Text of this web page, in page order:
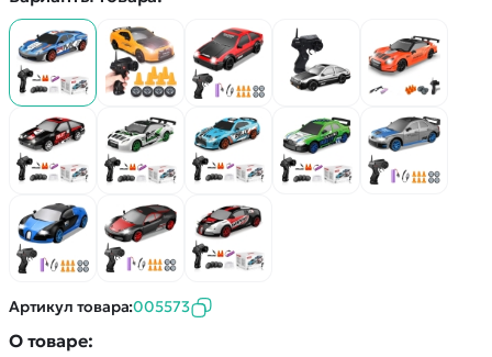
Артикул товара:005573
О товаре:
Вертолеты
Катера
Роботы
Самолеты
Сборные модели
Детские электромобили
Спецтехника
Железные дороги
Конструкторы
Блог
Статьи про беспилотники
Обзор квадрокоптеров
Аренда Квадрокоптеров
Покупка в кредит
Контакты
Оплата и доставка
Помощь
Отследить заказ
Оплата на сайте